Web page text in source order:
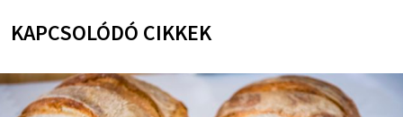
KAPCSOLÓDÓ CIKKEK